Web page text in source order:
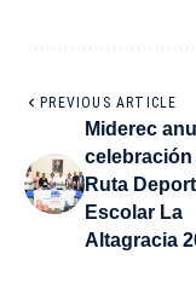
PREVIOUS ARTICLE
Miderec
celebración
Ruta
Escolar La
Altagracia